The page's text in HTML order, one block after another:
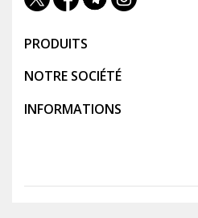
PRODUITS
NOTRE SOCIÉTÉ
INFORMATIONS